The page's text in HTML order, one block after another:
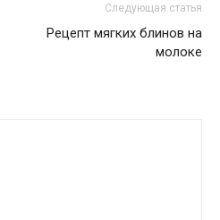
Следующая статья
Рецепт мягких блинов на
молоке